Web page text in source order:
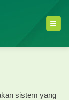
sistem yang